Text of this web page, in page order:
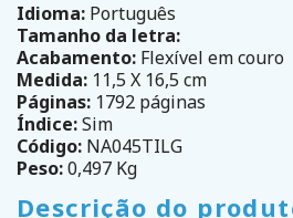
Idioma: Português
Tamanho da letra:
Acabamento: Flexível em couro
Medida: 11,5 X 16,5 cm
Páginas: 1792 páginas
Índice:Sim
Código: NA045TILG
Peso:0,497 Kg
Descrição do